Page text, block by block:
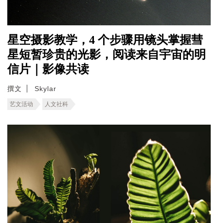
星空摄影教学，4 个步骤用镜头掌握彗
星短暂珍贵的光影，阅读来自宇宙的明
信片｜影像共读
撰文 Skylar
艺文活动 人文社科